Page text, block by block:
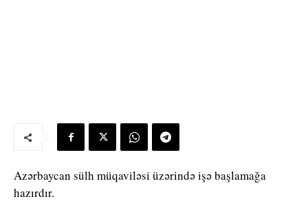
Azərbaycan sülh müqaviləsi üzərində işə başlamağa
hazırdır.